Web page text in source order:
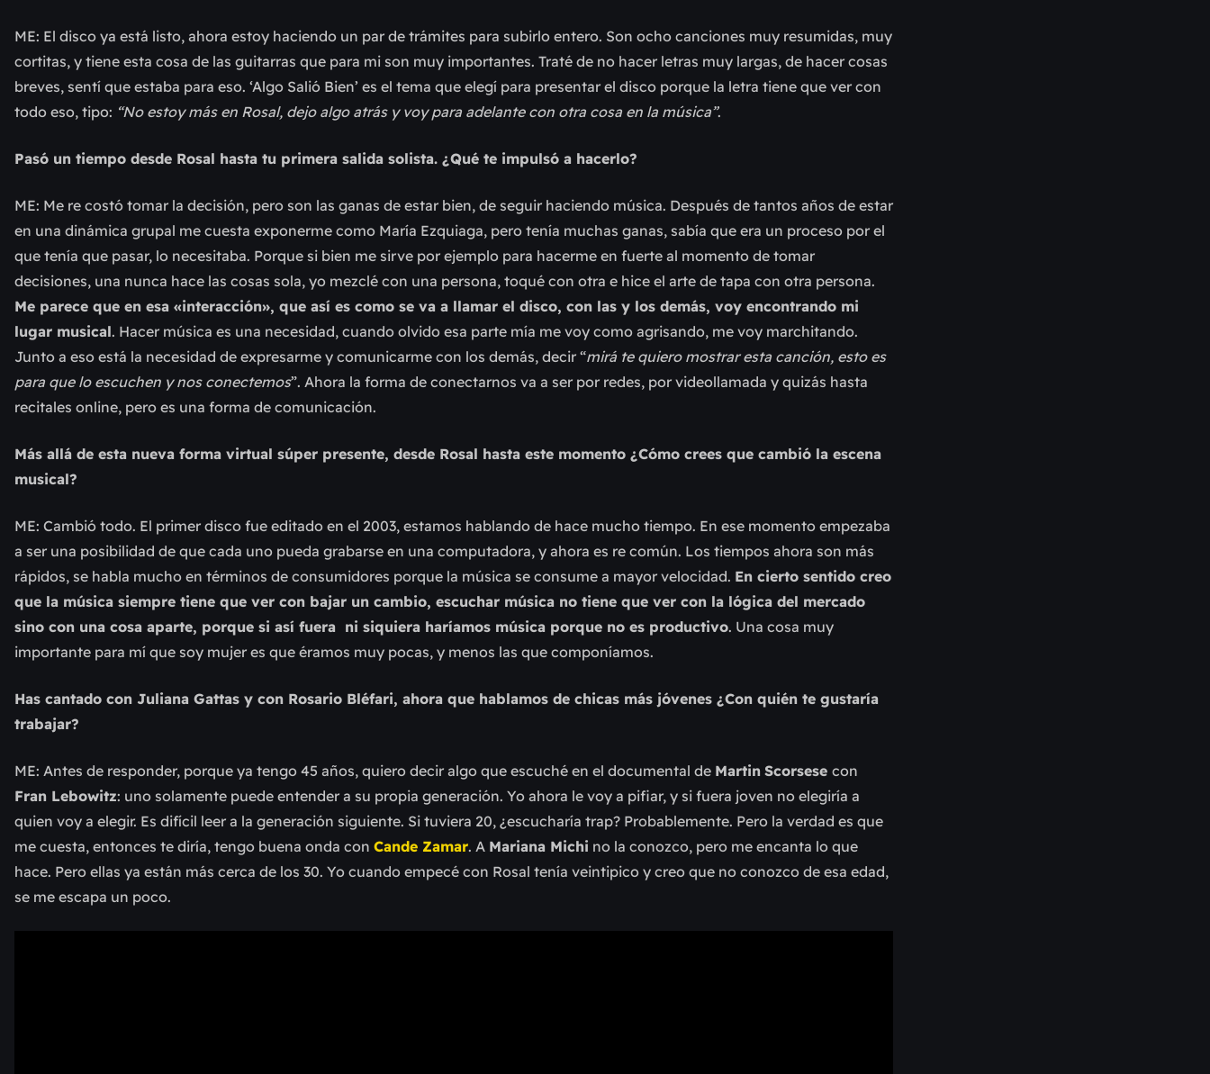
ME: El disco ya está listo, ahora estoy haciendo un par de trámites para subirlo entero. Son ocho canciones muy resumidas, muy
cortitas, y tiene esta cosa de las guitarras que para mi son muy importantes. Traté de no hacer letras muy largas, de hacer cosas
breves, sentí que estaba para eso. ‘Algo Salió Bien’ es el tema que elegí para presentar el disco porque la letra tiene que ver con
todo eso, tipo: “No estoy más en Rosal, dejo algo atrás y voy para adelante con otra cosa en la música”.
Pasó un tiempo desde Rosal hasta tu primera salida solista. ¿Qué te impulsó a hacerlo?
ME: Me re costó tomar la decisión, pero son las ganas de estar bien, de seguir haciendo música. Después de tantos años de estar
en una dinámica grupal me cuesta exponerme como María Ezquiaga, pero tenía muchas ganas, sabía que era un proceso por el
que tenía que pasar, lo necesitaba. Porque si bien me sirve por ejemplo para hacerme en fuerte al momento de tomar
decisiones, una nunca hace las cosas sola, yo mezclé con una persona, toqué con otra e hice el arte de tapa con otra persona.
Me parece que en esa «interacción», que así es como se va a llamar el disco, con las y los demás, voy encontrando mi
lugar musical. Hacer música es una necesidad, cuando olvido esa parte mía me voy como agrisando, me voy marchitando.
Junto a eso está la necesidad de expresarme y comunicarme con los demás, decir “mirá te quiero mostrar esta canción, esto es
para que lo escuchen y nos conectemos”. Ahora la forma de conectarnos va a ser por redes, por videollamada y quizás hasta
recitales online, pero es una forma de comunicación.
Más allá de esta nueva forma virtual súper presente, desde Rosal hasta este momento ¿Cómo crees que cambió la escena
musical?
ME: Cambió todo. El primer disco fue editado en el 2003, estamos hablando de hace mucho tiempo. En ese momento empezaba
a ser una posibilidad de que cada uno pueda grabarse en una computadora, y ahora es re común. Los tiempos ahora son más
rápidos, se habla mucho en términos de consumidores porque la música se consume a mayor velocidad. En cierto sentido creo
que la música siempre tiene que ver con bajar un cambio, escuchar música no tiene que ver con la lógica del mercado
sino con una cosa aparte, porque si así fuera ni siquiera haríamos música porque no es productivo. Una cosa muy
importante para mí que soy mujer es que éramos muy pocas, y menos las que componíamos.
Has cantado con Juliana Gattas y con Rosario Bléfari, ahora que hablamos de chicas más jóvenes ¿Con quién te gustaría
trabajar?
ME: Antes de responder, porque ya tengo 45 años, quiero decir algo que escuché en el documental de Martin Scorsese con
Fran Lebowitz: uno solamente puede entender a su propia generación. Yo ahora le voy a pifiar, y si fuera joven no elegiría a
quien voy a elegir. Es difícil leer a la generación siguiente. Si tuviera 20, ¿escucharía trap? Probablemente. Pero la verdad es que
me cuesta, entonces te diría, tengo buena onda con Cande Zamar. A Mariana Michi no la conozco, pero me encanta lo que
hace. Pero ellas ya están más cerca de los 30. Yo cuando empecé con Rosal tenía veintipico y creo que no conozco de esa edad,
se me escapa un poco.